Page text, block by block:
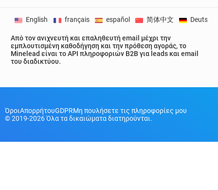
Από τον ανιχνευτή και επαληθευτή email μέχρι την
εμπλουτισμένη καθοδήγηση και την πρόθεση αγοράς, το
Minelead είναι το API πληροφοριών B2B για leads και email
του διαδικτύου.
English français español 简体中文 Deutsch
ΌροιΑπορρήτουGDPRΜη πουλήσετε τις πληροφορίες μου
© 2019-2026 Όλα τα δικαιώματα διατηρούνται.